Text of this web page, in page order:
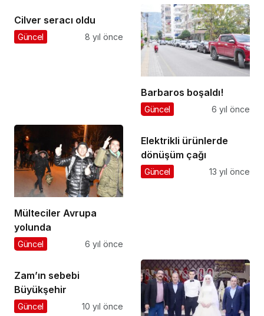
Cilver seracı oldu
Güncel 8 yıl önce
Barbaros boşaldı!
Güncel 6 yıl önce
Mülteciler Avrupa
yolunda
Güncel 6 yıl önce
Elektrikli ürünlerde
dönüşüm çağı
Güncel 13 yıl önce
Zam’ın sebebi
Büyükşehir
Güncel 10 yıl önce